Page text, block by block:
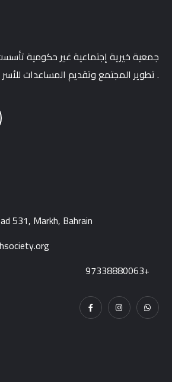
تطوير المجتمع وتقديم المساعدات للأسر المعوزه .
531, Markh, Bahrain
97338880063+